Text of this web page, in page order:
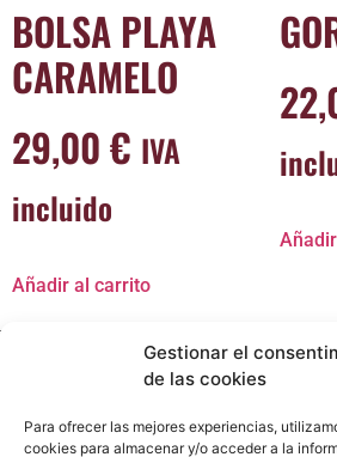
Gestionar el
de las cookies
Para ofrecer las mejores experiencias,
cookies para almacenar y/o acceder a la
BOLSA PLAYA
CARAMELO
29,00€ IVA
incluido
Añadir al carrito